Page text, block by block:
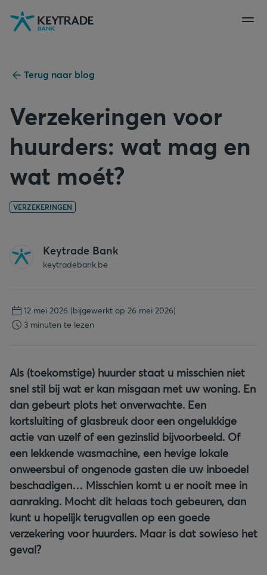
Naar
navigatie
Naar
aanmelden
Naar
inhoud
Terug naar blog
Verzekeringen voor
huurders: wat mag en
wat moét?
VERZEKERINGEN
Keytrade Bank
keytradebank.be
12 mei 2026 (bijgewerkt op 26 mei 2026)
3 minuten te lezen
Als (toekomstige) huurder staat u misschien niet
snel stil bij wat er kan misgaan met uw woning. En
dan gebeurt plots het onverwachte. Een
kortsluiting of glasbreuk door een ongelukkige
actie van uzelf of een gezinslid bijvoorbeeld. Of
een lekkende wasmachine, een hevige lokale
onweersbui of ongenode gasten die uw inboedel
beschadigen… Misschien komt u er nooit mee in
aanraking. Mocht dit helaas toch gebeuren, dan
kunt u hopelijk terugvallen op een goede
verzekering voor huurders. Maar is dat sowieso het
geval?